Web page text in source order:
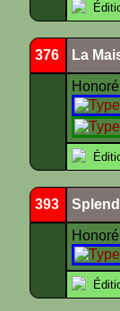
376 La
393